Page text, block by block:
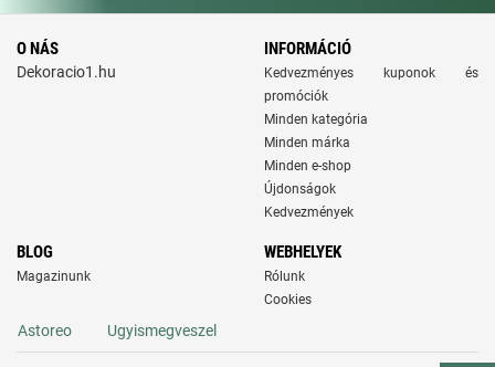
O NÁS
Dekoracio1.hu
INFORMÁCIÓ
Kedvezményes kuponok és
promóciók
Minden kategória
Minden márka
Minden e-shop
Újdonságok
Kedvezmények
BLOG
Magazinunk
WEBHELYEK
Rólunk
Cookies
Astoreo Ugyismegveszel